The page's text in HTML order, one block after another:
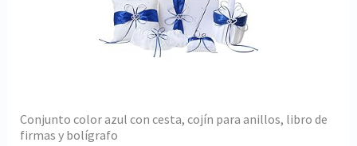
Conjunto color azul con cesta, cojín para anillos, libro de
firmas y bolígrafo